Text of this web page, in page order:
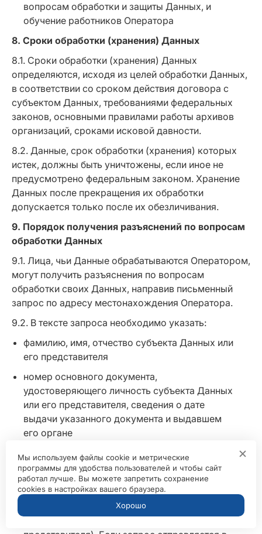
вопросам обработки и защиты Данных, и
обучение работников Оператора
8. Сроки обработки (хранения) Данных
8.1. Сроки обработки (хранения) Данных
определяются, исходя из целей обработки Данных,
в соответствии со сроком действия договора с
субъектом Данных, требованиями федеральных
законов, основными правилами работы архивов
организаций, сроками исковой давности.
8.2. Данные, срок обработки (хранения) которых
истек, должны быть уничтожены, если иное не
предусмотрено федеральным законом. Хранение
Данных после прекращения их обработки
допускается только после их обезличивания.
9. Порядок получения разъяснений по вопросам
обработки Данных
9.1. Лица, чьи Данные обрабатываются Оператором,
могут получить разъяснения по вопросам
обработки своих Данных, направив письменный
запрос по адресу местонахождения Оператора.
9.2. В тексте запроса необходимо указать:
фамилию, имя, отчество субъекта Данных или
его представителя
номер основного документа,
удостоверяющего личность субъекта Данных
или его представителя, сведения о дате
выдачи указанного документа и выдавшем
его органе
сведения, подтверждающие наличие у
субъекта Данных отношений с Оператором
информацию для обратной связи с целью
направления Оператором ответа на запрос
Мы используем файлы cookie и метрические
программы для удобства пользователей и чтобы сайт
работал лучше. Вы можете запретить сохранение
cookies в настройках вашего браузера.
Хорошо